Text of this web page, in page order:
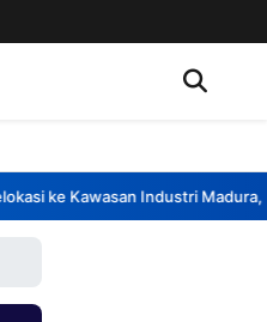
ke Kawasan Industri Madura,